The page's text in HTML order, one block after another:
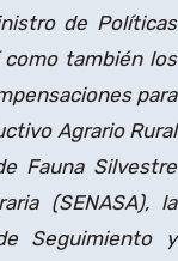
de Políticas
también los
para
Agrario Rural
Fauna Silvestre
(SENASA), la
Seguimiento y